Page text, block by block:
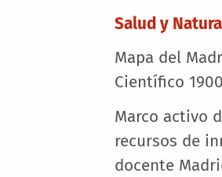
Salud y
Mapa del
Científico 1900
Marco activo
recursos de
docente